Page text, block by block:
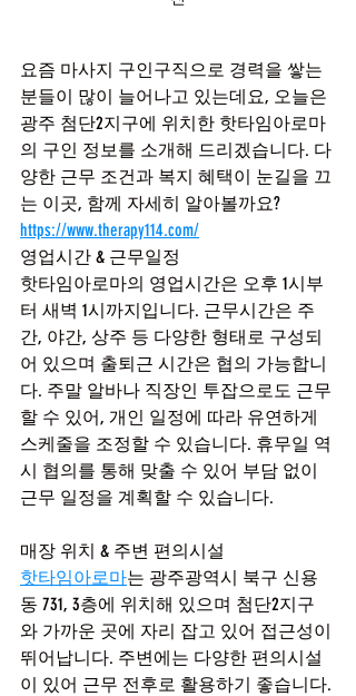
요즘 마사지 구인구직으로 경력을 쌓는
분들이 많이 늘어나고 있는데요, 오늘은
광주 첨단2지구에 위치한 핫타임아로마
의 구인 정보를 소개해 드리겠습니다. 다
양한 근무 조건과 복지 혜택이 눈길을 끄
는 이곳, 함께 자세히 알아볼까요?
https://www.therapy114.com/
영업시간 & 근무일정
핫타임아로마의 영업시간은 오후 1시부
터 새벽 1시까지입니다. 근무시간은 주
간, 야간, 상주 등 다양한 형태로 구성되
어 있으며 출퇴근 시간은 협의 가능합니
다. 주말 알바나 직장인 투잡으로도 근무
할 수 있어, 개인 일정에 따라 유연하게
스케줄을 조정할 수 있습니다. 휴무일 역
시 협의를 통해 맞출 수 있어 부담 없이
근무 일정을 계획할 수 있습니다.
매장 위치 & 주변 편의시설
핫타임아로마는 광주광역시 북구 신용
동 731, 3층에 위치해 있으며 첨단2지구
와 가까운 곳에 자리 잡고 있어 접근성이
뛰어납니다. 주변에는 다양한 편의시설
이 있어 근무 전후로 활용하기 좋습니다.